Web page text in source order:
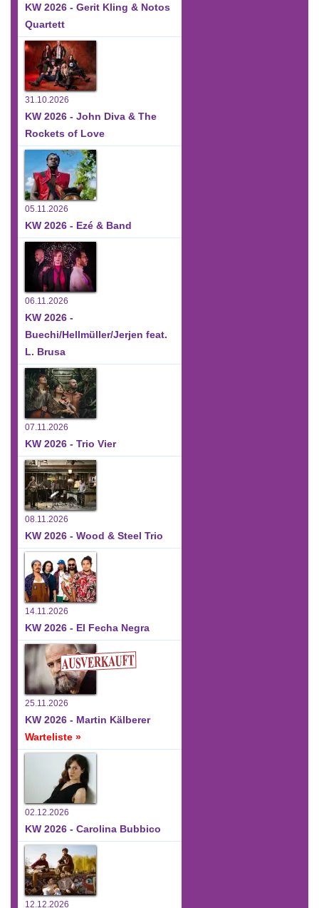
KW 2026 - Gerit Kling & Notos
Quartett
31.10.2026
KW 2026 - John Diva & The
Rockets of Love
05.11.2026
KW 2026 - Ezé & Band
06.11.2026
KW 2026 -
Buechi/Hellmüller/Jerjen feat.
L. Brusa
07.11.2026
KW 2026 - Trio Vier
08.11.2026
KW 2026 - Wood & Steel Trio
14.11.2026
KW 2026 - El Fecha Negra
25.11.2026
KW 2026 - Martin Kälberer
Warteliste »
02.12.2026
KW 2026 - Carolina Bubbico
12.12.2026